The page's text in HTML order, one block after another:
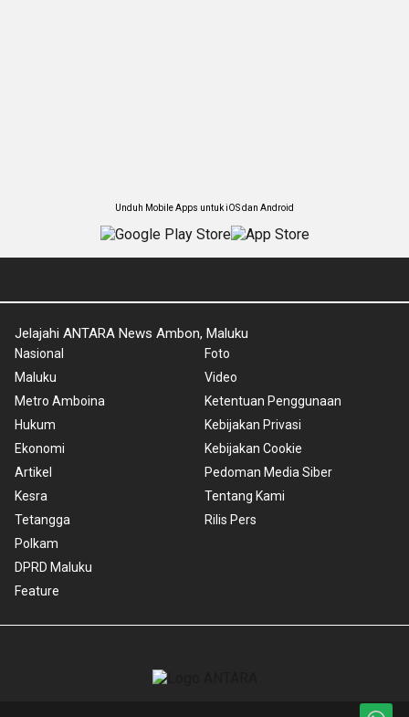
Unduh Mobile Apps untuk iOS dan Android
Jelajahi ANTARA News Ambon, Maluku
Nasional
Maluku
Metro Amboina
Hukum
Ekonomi
Artikel
Kesra
Tetangga
Polkam
DPRD Maluku
Feature
Foto
Video
Ketentuan Penggunaan
Kebijakan Privasi
Kebijakan Cookie
Pedoman Media Siber
Tentang Kami
Rilis Pers